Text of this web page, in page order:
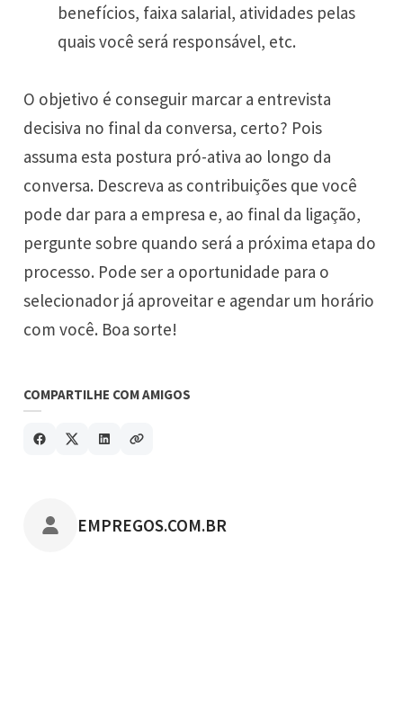
benefícios, faixa salarial, atividades pelas
quais você será responsável, etc.
O objetivo é conseguir marcar a entrevista
decisiva no final da conversa, certo? Pois
assuma esta postura pró-ativa ao longo da
conversa. Descreva as contribuições que você
pode dar para a empresa e, ao final da ligação,
pergunte sobre quando será a próxima etapa do
processo. Pode ser a oportunidade para o
selecionador já aproveitar e agendar um horário
com você. Boa sorte!
COMPARTILHE COM AMIGOS
POSTADO POR
EMPREGOS.COM.BR